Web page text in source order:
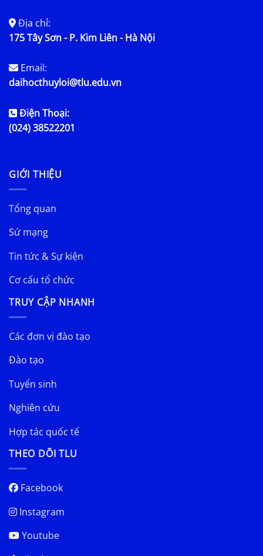
Địa chỉ:
175 Tây Sơn - P. Kim Liên - Hà Nội
Email:
daihocthuyloi@tlu.edu.vn
Điện Thoại:
(024) 38522201
GIỚI THIỆU
Tổng quan
Sứ mạng
Tin tức & Sự kiện
Cơ cấu tổ chức
TRUY CẬP NHANH
Các đơn vị đào tạo
Đào tạo
Tuyển sinh
Nghiên cứu
Hợp tác quốc tế
THEO DÕI TLU
Facebook
Instagram
Youtube